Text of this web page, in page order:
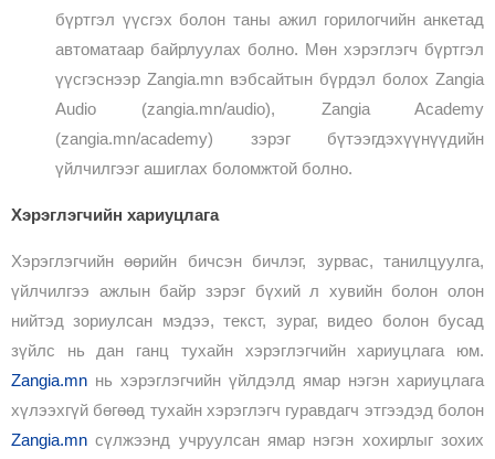
бүртгэл үүсгэх болон таны ажил горилогчийн анкетад
автоматаар байрлуулах болно. Мөн хэрэглэгч бүртгэл
үүсгэснээр Zangia.mn вэбсайтын бүрдэл болох Zangia
Audio (zangia.mn/audio), Zangia Academy
(zangia.mn/academy) зэрэг бүтээгдэхүүнүүдийн
үйлчилгээг ашиглах боломжтой болно.
Хэрэглэгчийн хариуцлага
Хэрэглэгчийн өөрийн бичсэн бичлэг, зурвас, танилцуулга,
үйлчилгээ ажлын байр зэрэг бүхий л хувийн болон олон
нийтэд зориулсан мэдээ, текст, зураг, видео болон бусад
зүйлс нь дан ганц тухайн хэрэглэгчийн хариуцлага юм.
Zangia.mn нь хэрэглэгчийн үйлдэлд ямар нэгэн хариуцлага
хүлээхгүй бөгөөд тухайн хэрэглэгч гуравдагч этгээдэд болон
Zangia.mn сүлжээнд учруулсан ямар нэгэн хохирлыг зохих